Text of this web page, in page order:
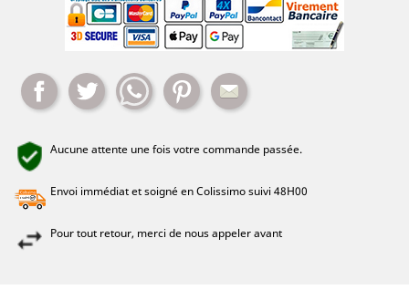
Partager Tweet WhatsappPinterest
Aucune attente une fois votre commande passée.
Envoi immédiat et soigné en Colissimo suivi 48H00
Pour tout retour, merci de nous appeler avant